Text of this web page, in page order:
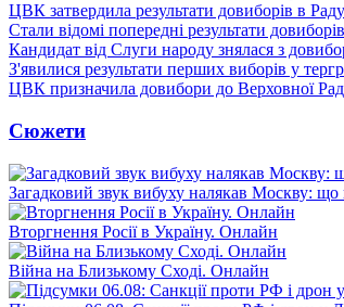
ЦВК затвердила результати довиборів в Раду
Стали відомі попередні результати
Кандидат від Слуги народу знялася з
З'явилися результати перших виборів у
ЦВК призначила довибори до Верховної
Сюжети
Загадковий звук вибуху налякав Москву: що
Вторгнення Росії в Україну. Онлайн
Війна на Близькому Сході. Онлайн